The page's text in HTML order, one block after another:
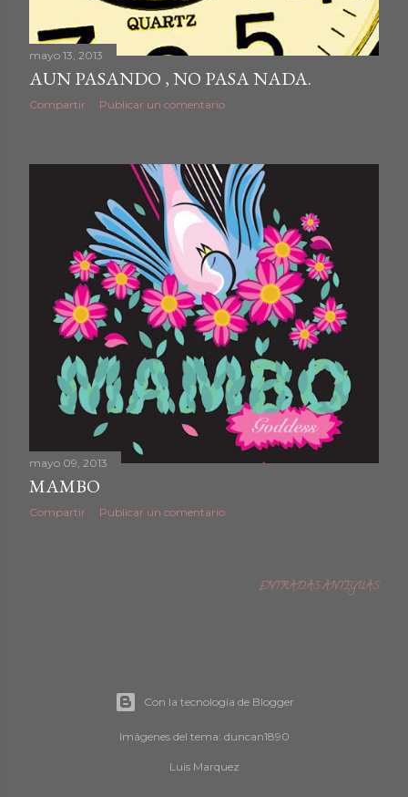
mayo 13, 2013
AUN PASANDO , NO PASA NADA.
Compartir Publicar un comentario
mayo 09, 2013
MAMBO
Compartir Publicar un comentario
ENTRADAS ANTIGUAS
Con la tecnología de Blogger
Imágenes del tema: duncan1890
Luis Marquez